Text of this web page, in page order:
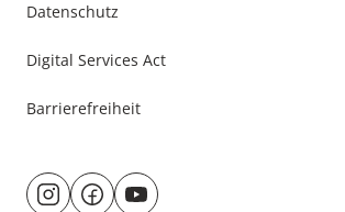
Datenschutz
Digital Services Act
Barrierefreiheit
Besuche
uns@rund.ums.baby
facebook.com/rundumsbaby.de
youtube.com/